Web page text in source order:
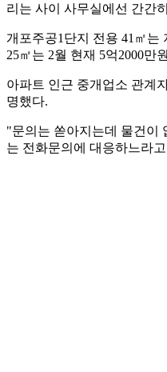
리는 사이 사무실에선 간간
개포주공1단지 전용 41㎡는
25㎡는 2월 현재 5억2000만
아파트 인근 중개업소 관계
명했다.
"문의는 쏟아지는데 물건이
는 전화문의에 대응하느라